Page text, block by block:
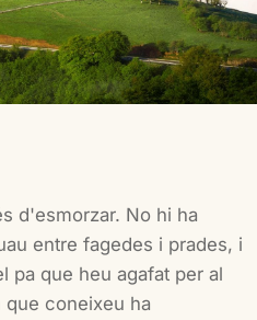
d'esmorzar. No hi ha
entre fagedes i prades, i
pa que heu agafat per al
que coneixeu ha